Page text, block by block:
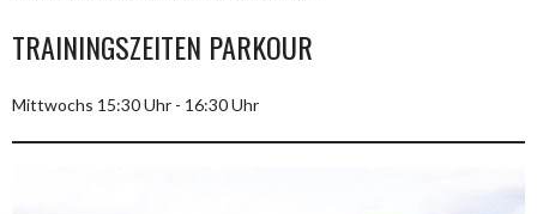
TRAININGSZEITEN PARKOUR
Mittwochs 15:30 Uhr - 16:30 Uhr